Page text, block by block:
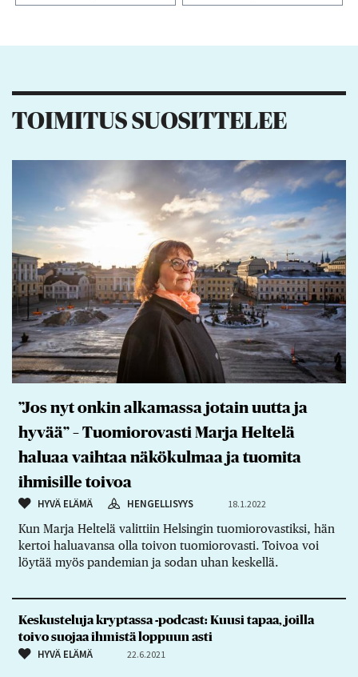
TOIMITUS SUOSITTELEE
”Jos nyt onkin alkamassa jotain uutta ja
hyvää” – Tuomiorovasti Marja Heltelä
haluaa vaihtaa näkökulmaa ja tuomita
ihmisille toivoa
HYVÄ ELÄMÄ HENGELLISYYS 18.1.2022
Kun Marja Heltelä valittiin Helsingin tuomiorovastiksi, hän
kertoi haluavansa olla toivon tuomiorovasti. Toivoa voi
löytää myös pandemian ja sodan uhan keskellä.
Keskusteluja kryptassa -podcast: Kuusi tapaa, joilla
toivo suojaa ihmistä loppuun asti
HYVÄ ELÄMÄ 22.6.2021